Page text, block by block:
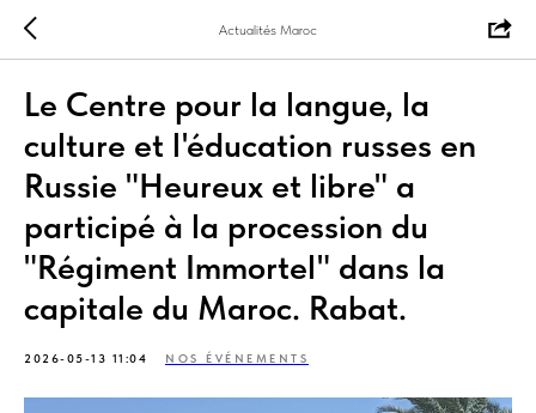
Actualités Maroc
Le Centre pour la langue, la
culture et l'éducation russes en
Russie "Heureux et libre" a
participé à la procession du
"Régiment Immortel" dans la
capitale du Maroc. Rabat.
2026-05-13 11:04 NOS ÉVÉNEMENTS